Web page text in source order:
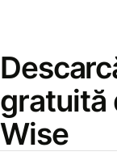
gratuită
Wise